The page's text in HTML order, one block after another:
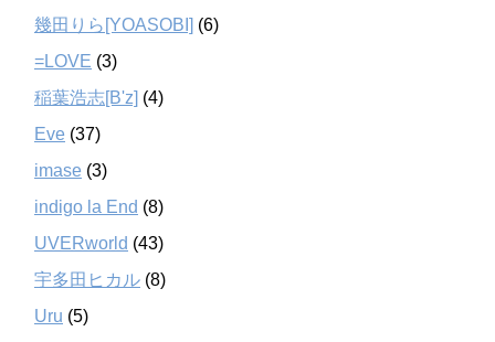
幾田りら[YOASOBI] (6)
=LOVE (3)
稲葉浩志[B'z] (4)
Eve (37)
imase (3)
indigo la End (8)
UVERworld (43)
宇多田ヒカル (8)
Uru (5)